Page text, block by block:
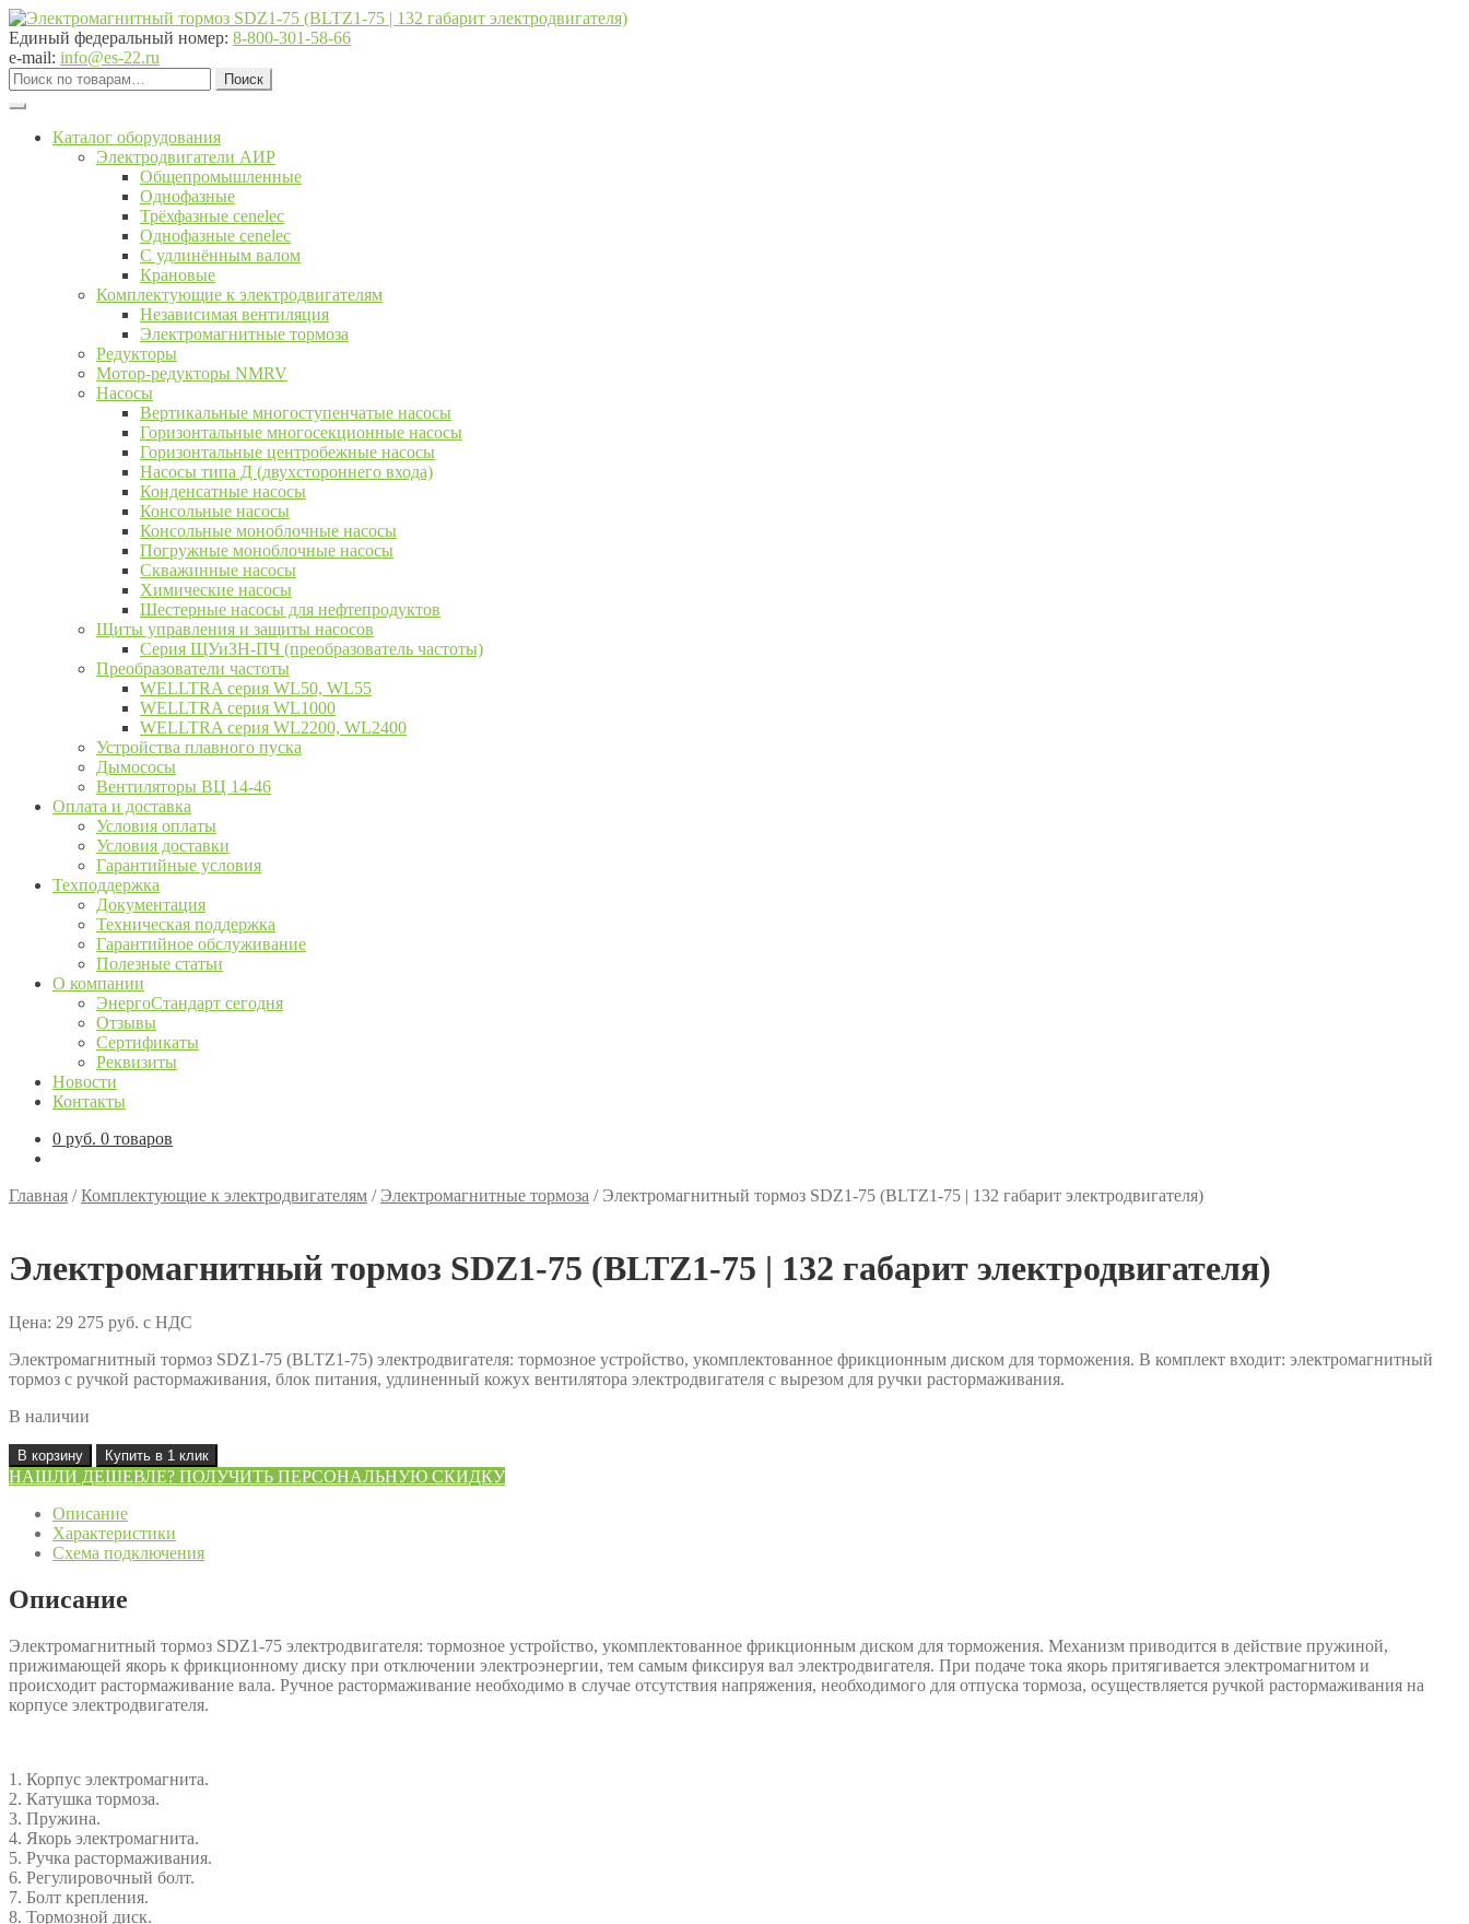
Перейти
к
навигации
Перейти
к
содержимому
Единый федеральный номер: 8-800-301-58-66
e-mail: info@es-22.ru
Искать:
Поиск
Каталог оборудования
Электродвигатели АИР
Общепромышленные
Однофазные
Трёхфазные cenelec
Однофазные cenelec
С удлинённым валом
Крановые
Комплектующие к электродвигателям
Независимая вентиляция
Электромагнитные тормоза
Редукторы
Мотор-редукторы NMRV
Насосы
Вертикальные многоступенчатые насосы
Горизонтальные многосекционные насосы
Горизонтальные центробежные насосы
Насосы типа Д (двухстороннего входа)
Конденсатные насосы
Консольные насосы
Консольные моноблочные насосы
Погружные моноблочные насосы
Скважинные насосы
Химические насосы
Шестерные насосы для нефтепродуктов
Щиты управления и защиты насосов
Серия ЩУиЗН-ПЧ (преобразователь частоты)
Преобразователи частоты
WELLTRA cерия WL50, WL55
WELLTRA cерия WL1000
WELLTRA серия WL2200, WL2400
Устройства плавного пуска
Дымососы
Вентиляторы ВЦ 14-46
Оплата и доставка
Условия оплаты
Условия доставки
Гарантийные условия
Техподдержка
Документация
Техническая поддержка
Гарантийное обслуживание
Полезные статьи
О компании
ЭнергоСтандарт сегодня
Отзывы
Сертификаты
Реквизиты
Новости
Контакты
0 руб. 0 товаров
Главная /Комплектующие к электродвигателям / Электромагнитные тормоза / Электромагнитный тормоз SDZ1-75 (BLTZ1-75 | 132 габарит электродвигателя)
Электромагнитный тормоз SDZ1-75 (BLTZ1-75 | 132 габарит электродвигателя)
Цена: 29 275 руб. с НДС
Электромагнитный тормоз SDZ1-75 (BLTZ1-75) электродвигателя: тормозное устройство, укомплектованное фрикционным диском для торможения. В комплект входит: электромагнитный
тормоз с ручкой растормаживания, блок питания, удлиненный кожух вентилятора электродвигателя с вырезом для ручки растормаживания.
В наличии
Количество
товара
Электромагнитный
тормоз
SDZ1-
75
|
габарит
электродвигателя)
В корзину Купить в 1 клик
НАШЛИ ДЕШЕВЛЕ? ПОЛУЧИТЬ ПЕРСОНАЛЬНУЮ СКИДКУ
Описание
Характеристики
Схема подключения
Описание
Электромагнитный тормоз SDZ1-75 электродвигателя: тормозное устройство, укомплектованное фрикционным диском для торможения. Механизм приводится в действие пружиной,
прижимающей якорь к фрикционному диску при отключении электроэнергии, тем самым фиксируя вал электродвигателя. При подаче тока якорь притягивается электромагнитом и
происходит растормаживание вала. Ручное растормаживание необходимо в случае отсутствия напряжения, необходимого для отпуска тормоза, осуществляется ручкой растормаживания на
корпусе электродвигателя.
1. Корпус электромагнита.
2. Катушка тормоза.
3. Пружина.
4. Якорь электромагнита.
5. Ручка растормаживания.
6. Регулировочный болт.
7. Болт крепления.
8. Тормозной диск.